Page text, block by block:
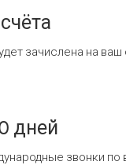
зачислена на
дней
звонки